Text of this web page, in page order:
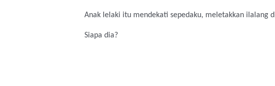
Anak lelaki itu mendekati sepedaku, meletakkan ilalang
Siapa dia?